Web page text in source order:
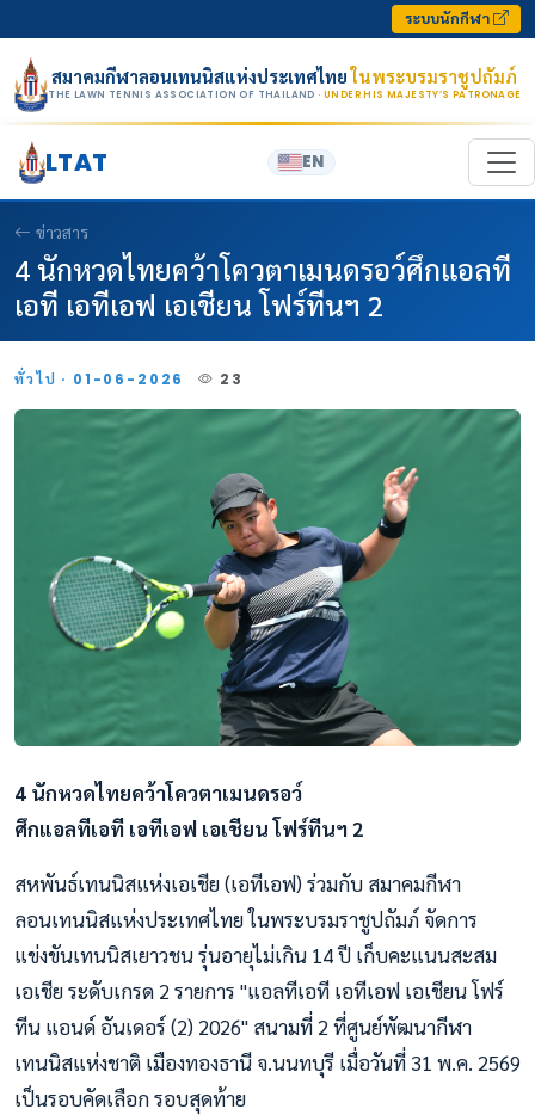
ระบบนักกีฬา
สมาคมกีฬาลอนเทนนิสแห่งประเทศไทยในพระบรมราชูปถัมภ์
THE LAWN TENNIS ASSOCIATION OF THAILAND · UNDER HIS MAJESTY’S PATRONAGE
LTAT EN
ข่าวสาร
4 นักหวดไทยคว้าโควตาเมนดรอว์ศึกแอลที
เอที เอทีเอฟ เอเชียน โฟร์ทีนฯ 2
ทั่วไป · 01-06-2026 23
4 นักหวดไทยคว้าโควตาเมนดรอว์
ศึกแอลทีเอที เอทีเอฟ เอเชียน โฟร์ทีนฯ 2
สหพันธ์เทนนิสแห่งเอเชีย (เอทีเอฟ) ร่วมกับ สมาคมกีฬา
ลอนเทนนิสแห่งประเทศไทย ในพระบรมราชูปถัมภ์ จัดการ
แข่งขันเทนนิสเยาวชน รุ่นอายุไม่เกิน 14 ปี เก็บคะแนนสะสม
เอเชีย ระดับเกรด 2 รายการ "แอลทีเอที เอทีเอฟ เอเชียน โฟร์
ทีน แอนด์ อันเดอร์ (2) 2026" สนามที่ 2 ที่ศูนย์พัฒนากีฬา
เทนนิสแห่งชาติ เมืองทองธานี จ.นนทบุรี เมื่อวันที่ 31 พ.ค. 2569
เป็นรอบคัดเลือก รอบสุดท้าย